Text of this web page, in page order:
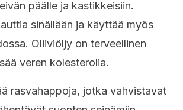
päälle ja kastikkeisiin.
sinällään ja käyttää myös
Oliiviöljy on terveellinen
veren kolesterolia.
rasvahappoja, jotka vahvistavat